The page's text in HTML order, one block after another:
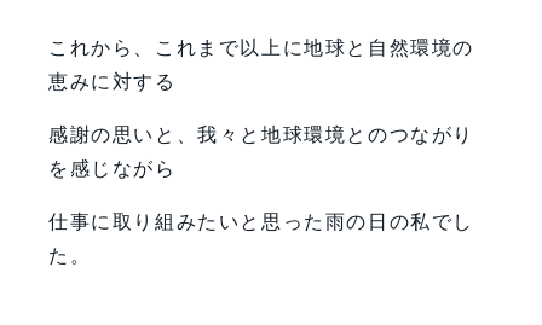
これから、これまで以上に地球と自然環境の
恵みに対する
感謝の思いと、我々と地球環境とのつながり
を感じながら
仕事に取り組みたいと思った雨の日の私でし
た。